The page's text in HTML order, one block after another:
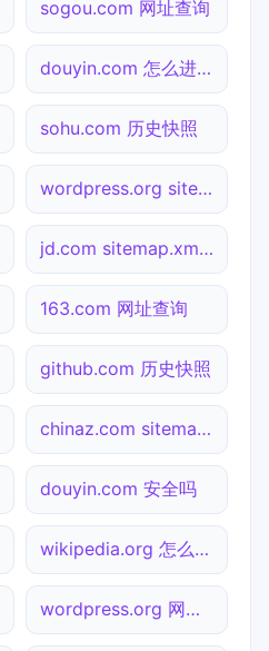
sogou.com 网址查询
douyin.com 怎么进入
sohu.com 历史快照
wordpress.org sitemap.xml检测
jd.com sitemap.xml检测
163.com 网址查询
github.com 历史快照
chinaz.com sitemap.xml检测
douyin.com 安全吗
wikipedia.org 怎么进入
wordpress.org 网址查询